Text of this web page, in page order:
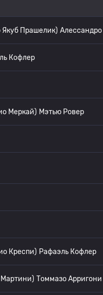
Прашелик)
Кофлер
Меркай) Мэтью Ровер
Креспи) Рафаэль Кофлер
Томмазо Арригони